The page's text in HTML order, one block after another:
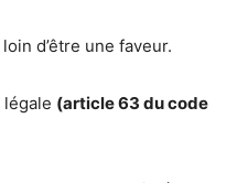
d’être une faveur.
légale (article 63 du code